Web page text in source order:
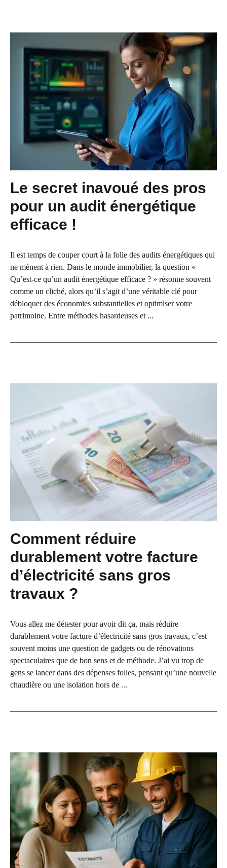
Le secret inavoué des pros
pour un audit énergétique
efficace !
Il est temps de couper court à la folie des audits énergétiques qui
ne mènent à rien. Dans le monde immobilier, la question «
Qu’est-ce qu’un audit énergétique efficace ? » résonne souvent
comme un cliché, alors qu’il s’agit d’une véritable clé pour
débloquer des économies substantielles et optimiser votre
patrimoine. Entre méthodes hasardeuses et ...
Comment réduire
durablement votre facture
d’électricité sans gros
travaux ?
Vous allez me détester pour avoir dit ça, mais réduire
durablement votre facture d’électricité sans gros travaux, c’est
souvent moins une question de gadgets ou de rénovations
spectaculaires que de bon sens et de méthode. J’ai vu trop de
gens se lancer dans des dépenses folles, pensant qu’une nouvelle
chaudière ou une isolation hors de ...